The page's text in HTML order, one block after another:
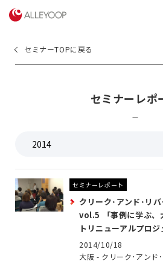
セミナーTOPに戻る
セミナーレポ
セミナーレポート
クリーク･アンド･リ
vol.5 「事例に学ぶ、
トリニューアルプロジ
2014/10/18
大阪 - クリーク･アンド